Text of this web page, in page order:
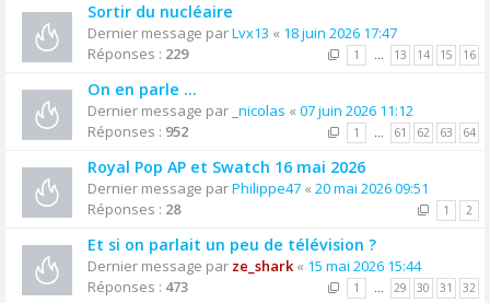
Sortir du nucléaire
Dernier message parLvx13 « 18 juin 2026 17:47
Réponses : 229 1 … 13 14 15 16
On en parle ...
Dernier message par _nicolas « 07 juin 2026 11:12
Réponses : 952 1 … 61 62 63 64
Royal Pop AP et Swatch 16 mai 2026
Dernier message parPhilippe47 « 20 mai 2026 09:51
Réponses : 28 1 2
Et si on parlait un peu de télévision ?
Dernier message par ze_shark« 15 mai 2026 15:44
Réponses : 473 1 … 29 30 31 32